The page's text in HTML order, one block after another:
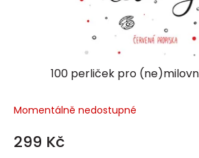
100 perliček pro
Momentálně nedostupné
299 Kč